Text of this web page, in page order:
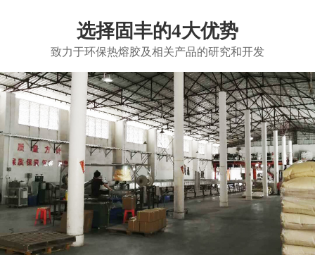
选择固丰的4大优势
致力于环保热熔胶及相关产品的研究和开发